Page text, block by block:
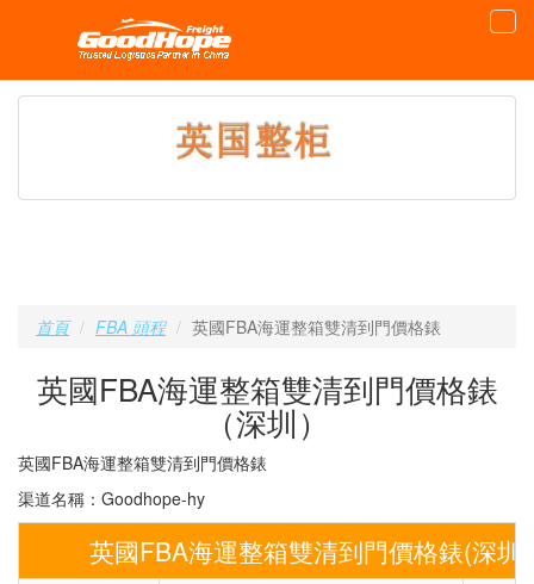
首頁 FBA 頭程 英國FBA海運整箱雙清到門價格錶
英國FBA海運整箱雙清到門價格錶
（深圳）
英國FBA海運整箱雙清到門價格錶
渠道名稱：Goodhope-hy
英國FBA海運整箱雙清到門價格錶(深圳)